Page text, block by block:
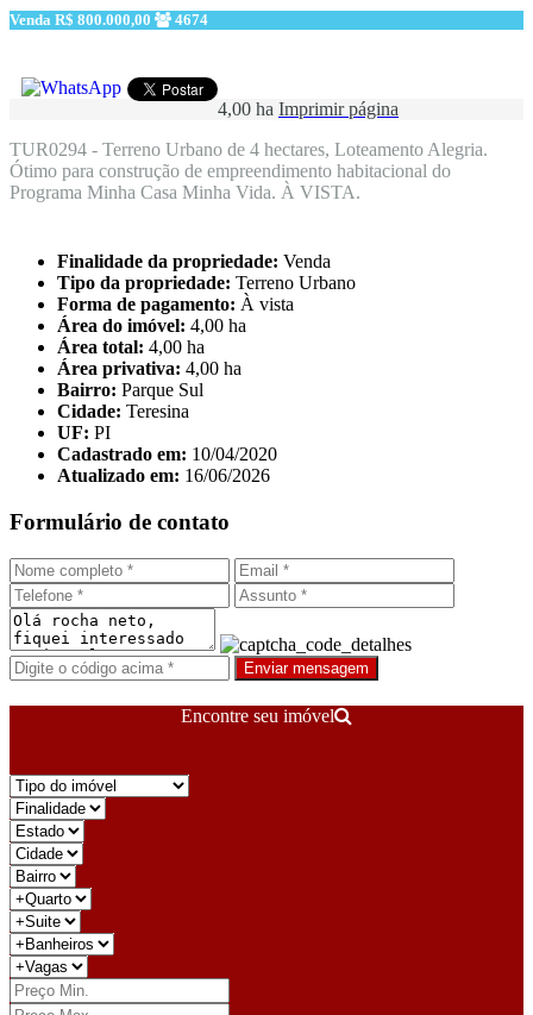
Venda R$ 800.000,00 4674
4,00 ha Imprimir página
TUR0294 - Terreno Urbano de 4 hectares, Loteamento Alegria.
Ótimo para construção de empreendimento habitacional do
Programa Minha Casa Minha Vida. À VISTA.
Finalidade da propriedade: Venda
Tipo da propriedade: Terreno Urbano
Forma de pagamento: À vista
Área do imóvel: 4,00 ha
Área total: 4,00 ha
Área privativa: 4,00 ha
Bairro: Parque Sul
Cidade: Teresina
UF: PI
Cadastrado em: 10/04/2020
Atualizado em: 16/06/2026
Formulário de contato
Enviar mensagem
Encontre seu imóvel